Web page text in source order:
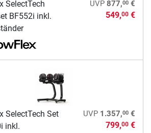
SelectTech
BF552i inkl.
UVP 877,00€
549,00€
SelectTech Set
inkl.
UVP 1.357,00€
799,00€